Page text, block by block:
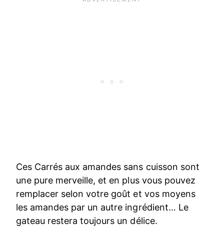
Ces Carrés aux amandes sans cuisson sont
une pure merveille, et en plus vous pouvez
remplacer selon votre goût et vos moyens
les amandes par un autre ingrédient… Le
gateau restera toujours un délice.